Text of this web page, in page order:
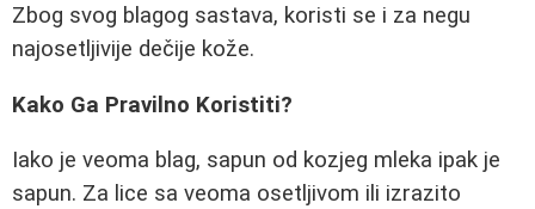
Zbog svog blagog sastava, koristi se i za negu
najosetljivije dečije kože.
Kako Ga Pravilno Koristiti?
Iako je veoma blag, sapun od kozjeg mleka ipak je
sapun. Za lice sa veoma osetljivom ili izrazito